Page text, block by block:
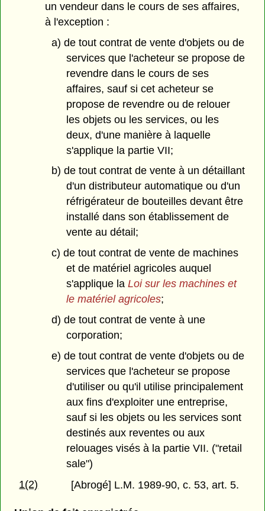
un vendeur dans le cours de ses affaires,
à l'exception :
a) de tout contrat de vente d'objets ou de
services que l'acheteur se propose de
revendre dans le cours de ses
affaires, sauf si cet acheteur se
propose de revendre ou de relouer
les objets ou les services, ou les
deux, d'une manière à laquelle
s'applique la partie VII;
b) de tout contrat de vente à un détaillant
d'un distributeur automatique ou d'un
réfrigérateur de bouteilles devant être
installé dans son établissement de
vente au détail;
c) de tout contrat de vente de machines
et de matériel agricoles auquel
s'applique la Loi sur les machines et
le matériel agricoles;
d) de tout contrat de vente à une
corporation;
e) de tout contrat de vente d'objets ou de
services que l'acheteur se propose
d'utiliser ou qu'il utilise principalement
aux fins d'exploiter une entreprise,
sauf si les objets ou les services sont
destinés aux reventes ou aux
relouages visés à la partie VII. ("retail
sale")
1(2)
[Abrogé] L.M. 1989-90, c. 53, art. 5.